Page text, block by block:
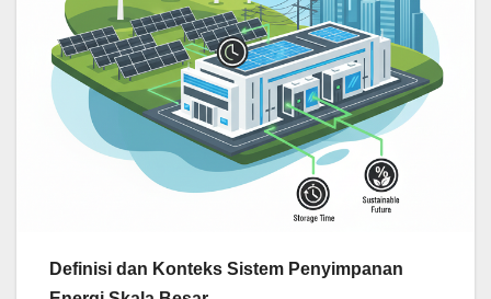
Definisi dan Konteks Sistem Penyimpanan